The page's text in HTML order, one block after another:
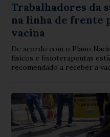
Trabalhadores da
na linha de frente
vacina
De acordo com o Plano
físicos e fisioterapeutas
recomendado a receber a